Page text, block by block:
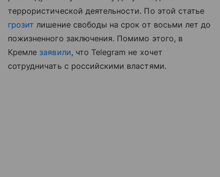
террористической деятельности. По этой статье
грозит лишение свободы на срок от восьми лет до
пожизненного заключения. Помимо этого, в
Кремле заявили, что Telegram не хочет
сотрудничать с российскими властями.